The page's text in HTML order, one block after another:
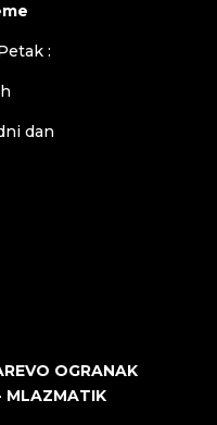
:
dan
OGRANAK
MLAZMATIK